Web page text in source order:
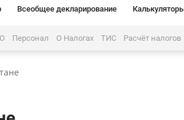
Всеобщее декларирование
Персонал О Налогах ТИС Расчёт налогов